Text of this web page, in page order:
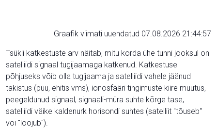
Graafik viimati uuendatud 07.08.2026 21:44:57
Tsükli katkestuste arv näitab, mitu korda ühe tunni jooksul on
satelliidi signaal tugijaamaga katkenud. Katkestuse
põhjuseks võib olla tugijaama ja satelliidi vahele jäänud
takistus (puu, ehitis vms), ionosfääri tingimuste kiire muutus,
peegeldunud signaal, signaali-müra suhte kõrge tase,
satelliidi väike kaldenurk horisondi suhtes (satelliit "tõuseb"
või "loojub").